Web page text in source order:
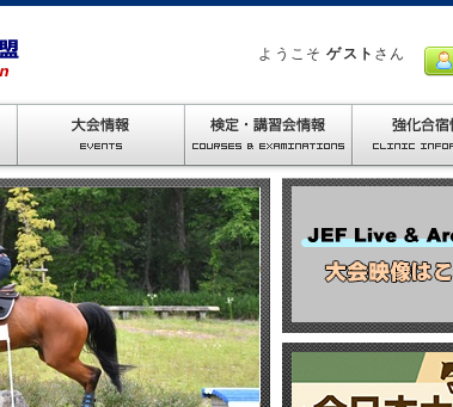
ようこそ ゲスト さん